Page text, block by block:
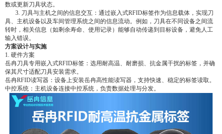
数或更新刀具状态。
3. 刀具与主机之间的信息交互：通过嵌入式RFID标签作为信息载体，实现刀
具、主机设备以及车间管理系统之间的信息流动。例如，刀具在不同设备之间流
转时，相关信息（如剩余寿命、使用记录）能够自动传递到目标设备，避免人工
输入错误。
方案设计与实施
1. 硬件方案
岳冉刀具专用嵌入式RFID标签：选用耐高温、耐磨损、抗金属干扰的标签，并确
保其尺寸适配刀具安装需求。
岳冉RFID读写器：设备上安装岳冉高性能读写器，支持快速、稳定的标签读取。
中控系统：主机设备连接中控系统，负责数据处理与分发。